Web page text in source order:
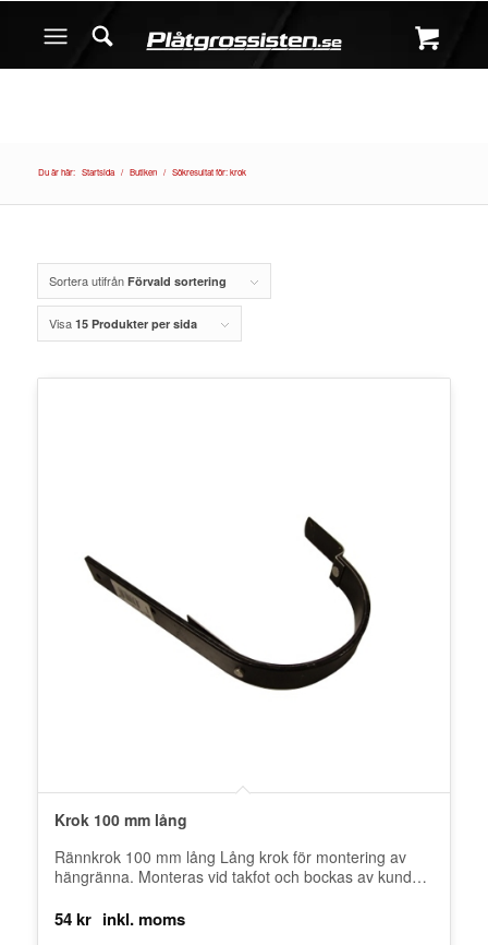
Du är här: Startsida / Butiken / Sökresultat för: krok
Sortera utifrån Förvald sortering
Visa 15 Produkter per sida
Krok 100 mm lång
Rännkrok 100 mm lång Lång krok för montering av
hängränna. Monteras vid takfot och bockas av kunden
54kr